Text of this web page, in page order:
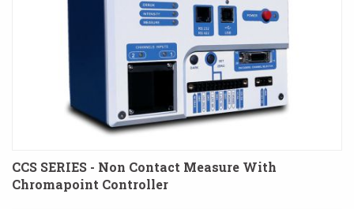
CCS SERIES - Non Contact Measure With
Chromapoint Controller